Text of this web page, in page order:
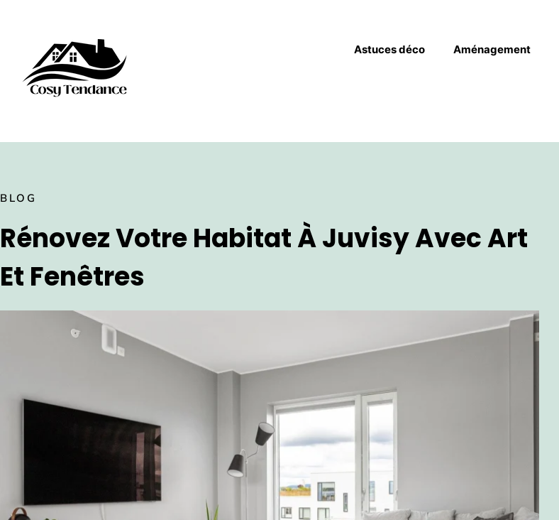
Astuces déco Aménagement
BLOG
Rénovez Votre Habitat À Juvisy Avec Art
Et Fenêtres